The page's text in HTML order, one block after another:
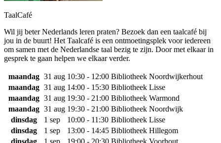
TaalCafé
Wil jij beter Nederlands leren praten? Bezoek dan een taalcafé bij
jou in de buurt! Het Taalcafé is een ontmoetingsplek voor iedereen
om samen met de Nederlandse taal bezig te zijn. Door met elkaar in
gesprek te gaan helpen we elkaar verder.
maandag 31 aug 10:30 - 12:00 Bibliotheek Noordwijkerhout
maandag 31 aug 14:00 - 15:30 Bibliotheek Lisse
maandag 31 aug 19:30 - 21:00 Bibliotheek Warmond
maandag 31 aug 19:30 - 21:00 Bibliotheek Noordwijk
dinsdag
1 sep 10:00 - 11:30 Bibliotheek Lisse
dinsdag
1 sep 13:00 - 14:45 Bibliotheek Hillegom
dinsdag
1 sep 19:00 - 20:30 Bibliotheek Voorhout